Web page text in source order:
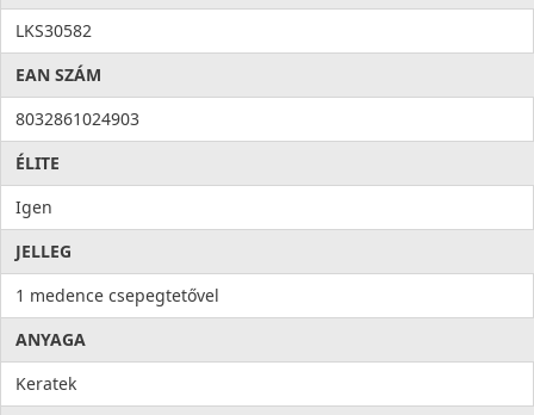
LKS30582
EAN SZÁM
8032861024903
ÉLITE
Igen
JELLEG
1 medence csepegtetővel
ANYAGA
Keratek